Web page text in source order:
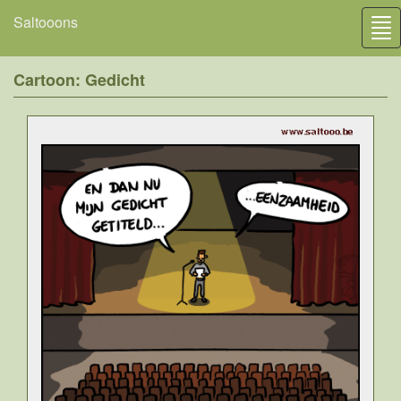
Saltooons
Cartoon: Gedicht